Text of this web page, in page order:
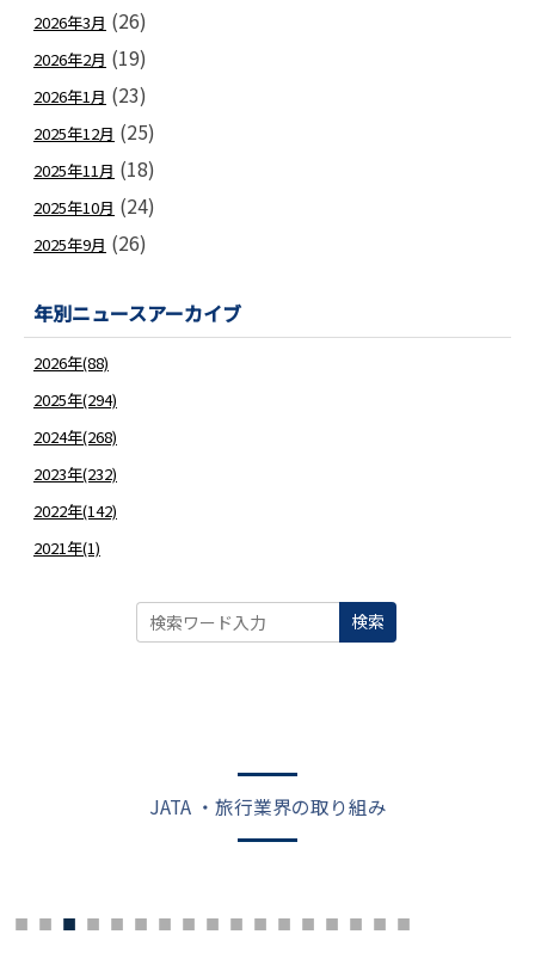
2026年3月 (26)
2026年2月 (19)
2026年1月 (23)
2025年12月 (25)
2025年11月 (18)
2025年10月 (24)
2025年9月 (26)
年別ニュースアーカイブ
2026年(88)
2025年(294)
2024年(268)
2023年(232)
2022年(142)
2021年(1)
検索
JATA ・旅行業界の取り組み